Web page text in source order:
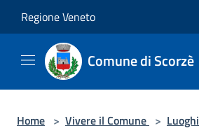
Regione Veneto
Comune di Scorzè
Home > Vivere il Comune > Luoghi